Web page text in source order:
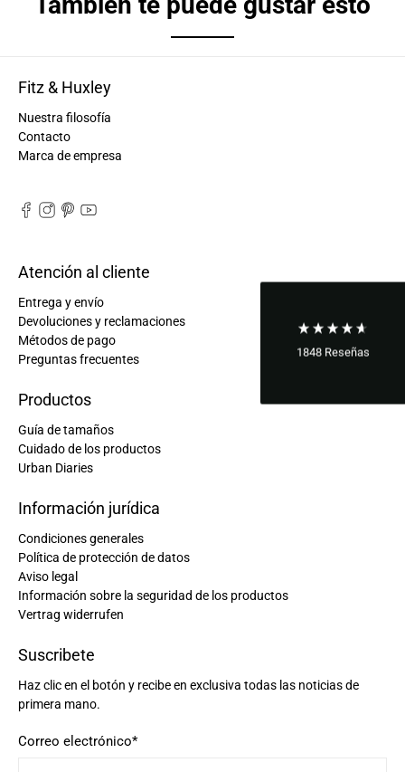
1848 Reseñas
Fitz & Huxley
Nuestra filosofía
Contacto
Marca de empresa
Atención al cliente
Entrega y envío
Devoluciones y reclamaciones
Métodos de pago
Preguntas frecuentes
Productos
Guía de tamaños
Cuidado de los productos
Urban Diaries
Información jurídica
Condiciones generales
Política de protección de datos
Aviso legal
Información sobre la seguridad de los productos
Vertrag widerrufen
Suscribete
Haz clic en el botón y recibe en exclusiva todas las noticias de
primera mano.
Correo electrónico*